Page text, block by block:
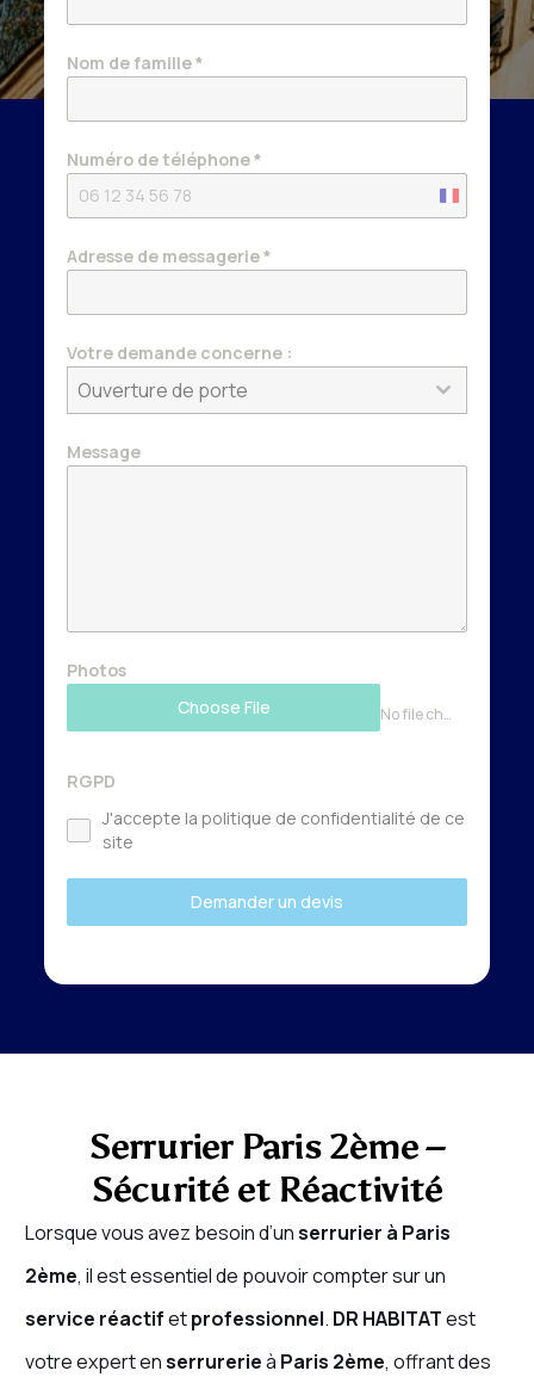
Nom de famille*
Numéro de téléphone*
France
Adresse de messagerie*
Votre demande concerne :
Ouverture de porte
Message
Photos
Choose File
No file chosen
RGPD
J'accepte la politique de confidentialité de ce
site
Demander un devis
Serrurier Paris 2ème –
Sécurité et Réactivité
Lorsque vous avez besoin d’unserrurier à Paris
2ème, il est essentiel de pouvoir compter sur un
service réactifetprofessionnel. DR HABITATest
votre expert enserrurerieà Paris 2ème, offrant des